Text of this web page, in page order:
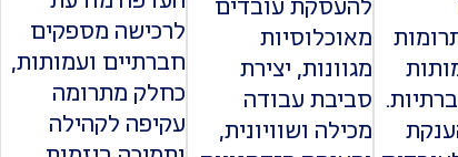
להעסקת עובדים
מאוכלוסיות
מגוונות, יצירת
סביבת עבודה
מכילה ושוויונית,
לרכישה מספקים
חברתיים ועמותות,
כחלק מתרומה
עקיפה לקהילה